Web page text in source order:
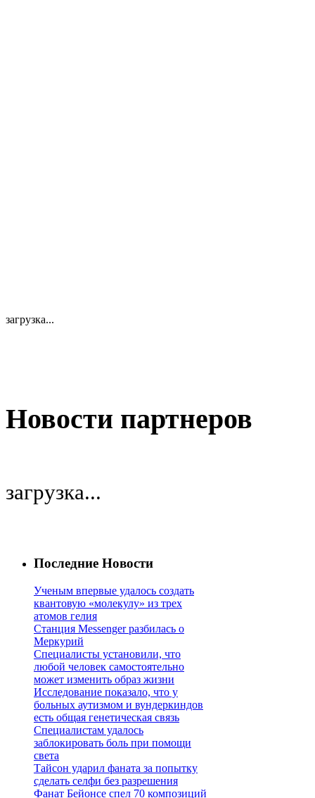
загрузка...
Новости партнеров
загрузка...
Последние Новости
Ученым впервые удалось создать
квантовую «молекулу» из трех
атомов гелия
Станция Messenger разбилась о
Меркурий
Специалисты установили, что
любой человек самостоятельно
может изменить образ жизни
Исследование показало, что у
больных аутизмом и вундеркиндов
есть общая генетическая связь
Специалистам удалось
заблокировать боль при помощи
света
Тайсон ударил фаната за попытку
сделать селфи без разрешения
Фанат Бейонсе спел 70 композиций